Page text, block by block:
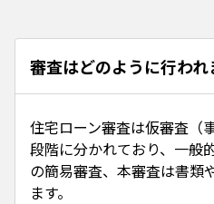
審査はどのように行われ
住宅ローン審査は仮審査（
段階に分かれており、一般
の簡易審査、本審査は書類
ます。